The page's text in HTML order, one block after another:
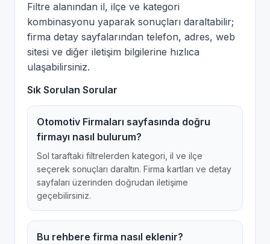
Filtre alanından il, ilçe ve kategori
kombinasyonu yaparak sonuçları daraltabilir;
firma detay sayfalarından telefon, adres, web
sitesi ve diğer iletişim bilgilerine hızlıca
ulaşabilirsiniz.
Sık Sorulan Sorular
Otomotiv Firmaları sayfasında doğru
firmayı nasıl bulurum?
Sol taraftaki filtrelerden kategori, il ve ilçe
seçerek sonuçları daraltın. Firma kartları ve detay
sayfaları üzerinden doğrudan iletişime
geçebilirsiniz.
Bu rehbere firma nasıl eklenir?